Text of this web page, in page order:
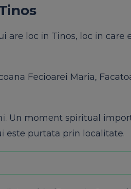
are loc in Tinos, loc in care
Fecioarei Maria,
Un moment spiritual
este purtata prin localitate.